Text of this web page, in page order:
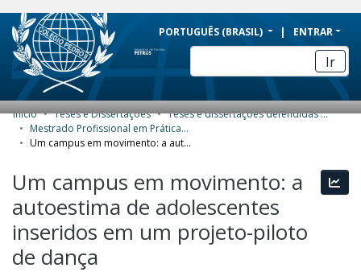
BRAZIL
Simplifique!
Comunica BR
Participe
Acesso à informação
Canais
PORTUGUÊS (BRASIL) ENTRAR
Ir
COMUNIDADES E COLEÇÕES
ESTATÍSTICAS
SOBRE
Início Teses e Dissertações
Teses e dissertações defendidas no CPII
Mestrado Profissional em Práticas de Educação Básica (MPPEB) - Dissertações
Um campus em movimento: a autoestima de adolescentes inseridos em um projeto-piloto de dança
Um campus em movimento: a
autoestima de adolescentes
inseridos em um projeto-piloto
de dança